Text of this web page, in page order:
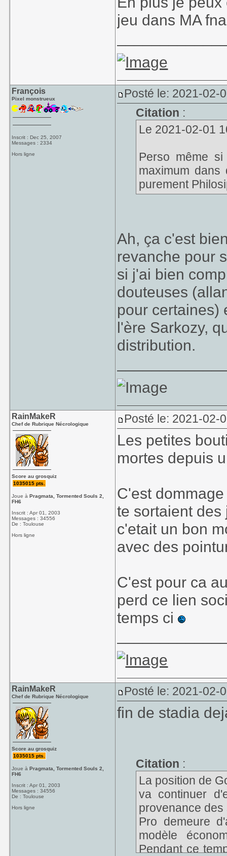
jeu dans MA
François
Pixel monstrueux
Inscrit : Dec 25, 2007
Messages : 2334
Hors ligne
Posté le: 2021-02-
Citation :
Le 2021-02-01
Perso même
maximum
purement
Ah, ça c'est
revanche pour
si j'ai bien
douteuses
pour certaines)
l'ère Sarkozy,
distribution.
RainMakeR
Chef de Rubrique Nécrologique
Score au grosquiz
1035015 pts.
Joue àPragmata, Tormented Souls 2,
FH6
Inscrit : Apr 01, 2003
Messages : 34556
De : Toulouse
Hors ligne
Posté le: 2021-02-
Les petites
mortes depuis
C'est
te sortaient
c'etait un bon
avec des
C'est pour ca
perd ce lien
temps ci
RainMakeR
Chef de Rubrique Nécrologique
Score au grosquiz
1035015 pts.
Joue àPragmata, Tormented Souls 2,
FH6
Inscrit : Apr 01, 2003
Messages : 34556
De : Toulouse
Hors ligne
Posté le: 2021-02-
fin de stadia
Citation :
La position de
va continuer
provenance des
Pro demeure
modèle
Pendant ce